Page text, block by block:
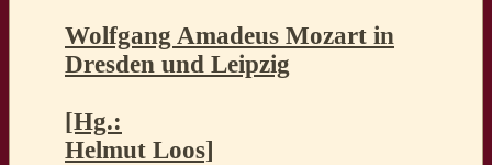
Wolfgang Amadeus Mozart in
Dresden und Leipzig
[Hg.:
Helmut Loos]